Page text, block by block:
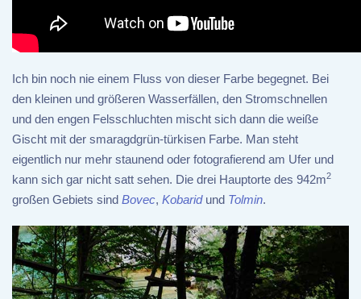
Ich bin noch nie einem Fluss von dieser Farbe begegnet. Bei
den kleinen und größeren Wasserfällen, den Stromschnellen
und den engen Felsschluchten mischt sich dann die weiße
Gischt mit der smaragdgrün-türkisen Farbe. Man steht
eigentlich nur mehr staunend oder fotografierend am Ufer und
kann sich gar nicht satt sehen. Die drei Hauptorte des 942m2
großen Gebiets sind Bovec, Kobarid und Tolmin.